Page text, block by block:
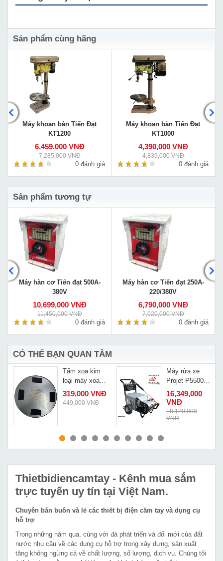
Sản phẩm cùng hãng
Máy khoan bàn Tiến Đạt
KT1200
6,459,000 VNĐ
7,285,000 VNĐ
0 đánh giá
Máy khoan bàn Tiến Đạt
KT1000
4,390,000 VNĐ
4,839,000 VNĐ
0 đánh giá
Sản phẩm tương tự
Máy hàn cơ Tiến đạt 500A-
380V
10,699,000 VNĐ
11,450,000 VNĐ
0 đánh giá
Máy hàn cơ Tiến đạt 250A-
220/380V
6,790,000 VNĐ
7,020,000 VNĐ
0 đánh giá
CÓ THỂ BẠN QUAN TÂM
MUA NGAY
Tấm xoa kim
loại máy xoa
tường
319,000 VNĐ
449,000 VNĐ
MUA NGAY
Máy rửa xe
Projet P5500-
18
16,349,000
VNĐ
18,120,000
VNĐ
Thietbidiencamtay - Kênh mua sắm
trực tuyến uy tín tại Việt Nam.
Chuyên bán buôn và lẻ các thiết bị điện cầm tay và dụng cụ
hỗ trợ
Trong những năm qua, cùng với đà phát triển và đổi mới của đất
nước nhu cầu về các dụng cụ hỗ trợ trong xây dựng, sản xuất
tăng không ngừng cả về chất lượng, số lượng, dịch vụ. Chúng tôi